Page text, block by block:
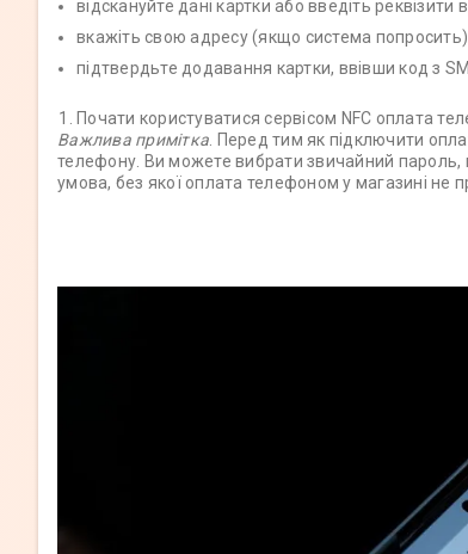
відскануйте дані картки або введіть реквізити
вкажіть свою адресу (якщо система
підтвердьте додавання картки, ввівши код з
Почати користуватися сервісом NFC оплата
Важлива примітка . Перед тим як підключити
телефону. Ви можете вибрати звичайний пароль,
умова, без якої оплата телефоном у магазині не